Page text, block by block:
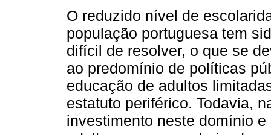
O reduzido nível de
população portuguesa tem
difícil de resolver, o que se
ao predomínio de políticas
educação de adultos
estatuto periférico. Todavia,
investimento neste domínio